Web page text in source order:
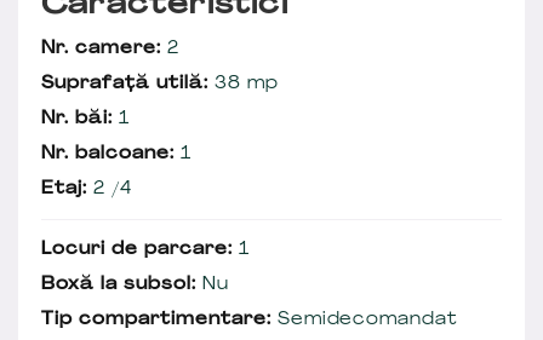
Caracteristici
Nr. camere: 2
Suprafață utilă: 38 mp
Nr. băi: 1
Nr. balcoane: 1
Etaj: 2 /4
Locuri de parcare: 1
Boxă la subsol: Nu
Tip compartimentare: Semidecomandat